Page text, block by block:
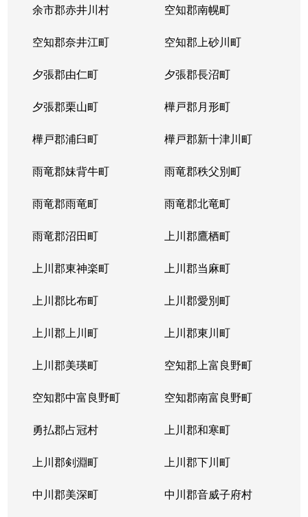
余市郡赤井川村 空知郡南幌町
空知郡奈井江町 空知郡上砂川町
夕張郡由仁町 夕張郡長沼町
夕張郡栗山町 樺戸郡月形町
樺戸郡浦臼町 樺戸郡新十津川町
雨竜郡妹背牛町 雨竜郡秩父別町
雨竜郡雨竜町 雨竜郡北竜町
雨竜郡沼田町 上川郡鷹栖町
上川郡東神楽町 上川郡当麻町
上川郡比布町 上川郡愛別町
上川郡上川町 上川郡東川町
上川郡美瑛町 空知郡上富良野町
空知郡中富良野町 空知郡南富良野町
勇払郡占冠村 上川郡和寒町
上川郡剣淵町 上川郡下川町
中川郡美深町 中川郡音威子府村